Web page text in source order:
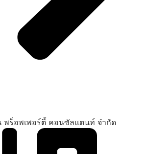
พร็อพเพอร์ตี้ คอนซัลแตนท์ จำกัด